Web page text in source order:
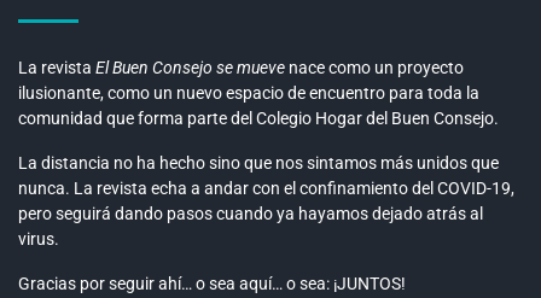
La revista El Buen Consejo se mueve nace como un proyecto
ilusionante, como un nuevo espacio de encuentro para toda la
comunidad que forma parte del Colegio Hogar del Buen Consejo.
La distancia no ha hecho sino que nos sintamos más unidos que
nunca. La revista echa a andar con el confinamiento del COVID-19,
pero seguirá dando pasos cuando ya hayamos dejado atrás al
virus.
Gracias por seguir ahí… o sea aquí… o sea: ¡JUNTOS!